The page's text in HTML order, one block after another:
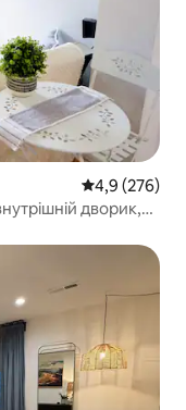
Середня
4,9 (276)
дворик,